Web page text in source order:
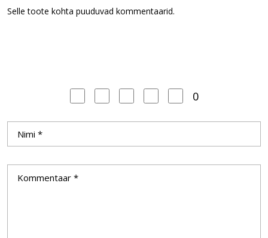
Selle toote kohta puuduvad kommentaarid.
0